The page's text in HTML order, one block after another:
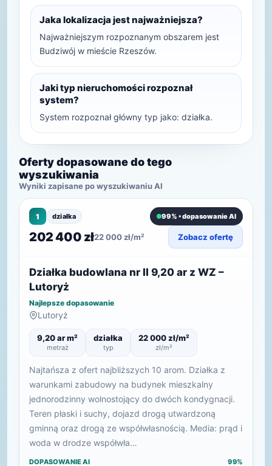
Jaka lokalizacja jest najważniejsza?
Najważniejszym rozpoznanym obszarem jest
Budziwój w mieście Rzeszów.
Jaki typ nieruchomości rozpoznał
system?
System rozpoznał główny typ jako: działka.
Oferty dopasowane do tego
wyszukiwania
Wyniki zapisane po wyszukiwaniu AI
1 działka 99% • dopasowanie AI
202 400 zł22 000 zł/m² Zobacz ofertę
Działka budowlana nr II 9,20 ar z WZ –
Lutoryż
Najlepsze dopasowanie
Lutoryż
9,20 ar m²
metraż
działka
typ
22 000 zł/m²
zł/m²
Najtańsza z ofert najbliższych 10 arom. Działka z
warunkami zabudowy na budynek mieszkalny
jednorodzinny wolnostojący do dwóch kondygnacji.
Teren płaski i suchy, dojazd drogą utwardzoną
gminną oraz drogą ze współwłasnością. Media: prąd i
woda w drodze współwła…
DOPASOWANIE AI 99%